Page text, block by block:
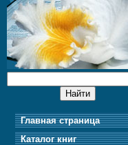
Главная страница
Каталог книг